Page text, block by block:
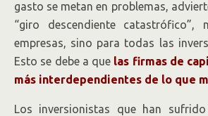
gasto se metan en problemas,
“giro descendiente
empresas, sino para todas las
Esto se debe a que las firmas de
más interdependientes de lo que
Los inversionistas que han